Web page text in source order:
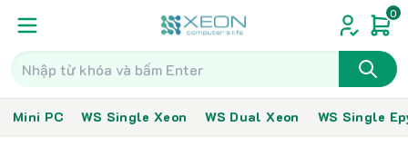
0
Mini PC WS Single Xeon WS Dual Xeon WS Single